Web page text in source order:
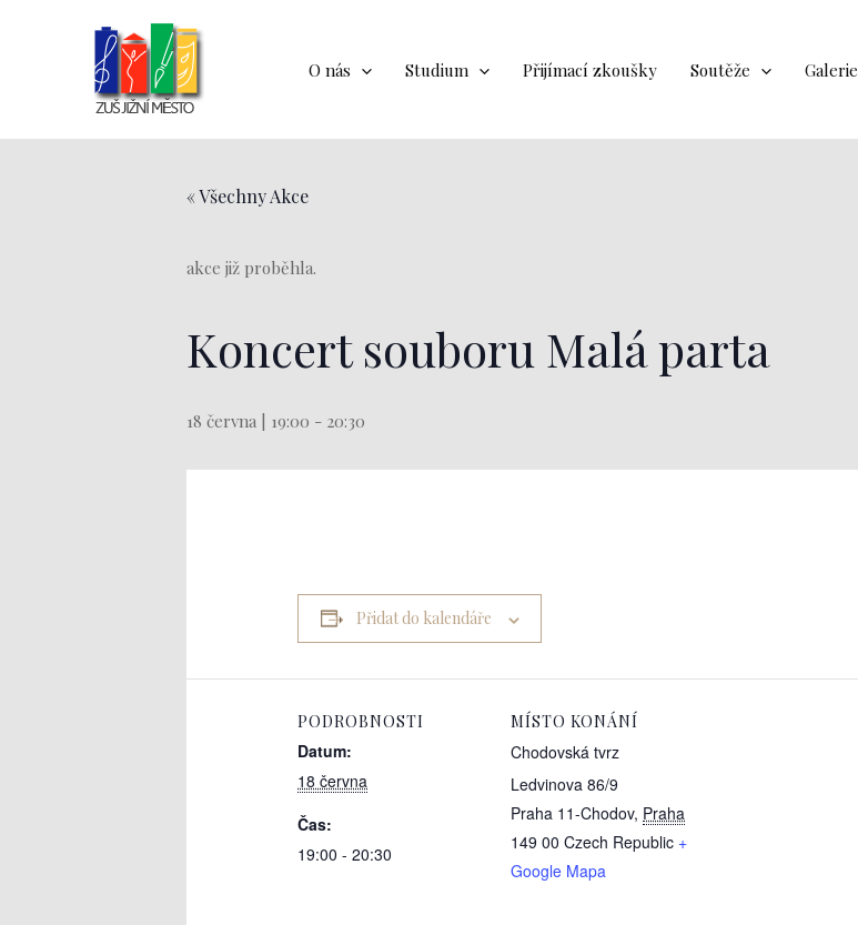
O nás Studium Přijímací zkoušky Soutěže Galerie
« Všechny Akce
akce již proběhla.
Koncert souboru Malá parta
18 června | 19:00 - 20:30
Přidat do kalendáře
PODROBNOSTI
Datum:
18 června
Čas:
19:00 - 20:30
MÍSTO KONÁNÍ
Chodovská tvrz
Ledvinova 86/9
Praha 11-Chodov, Praha
149 00 Czech Republic +
Google Mapa